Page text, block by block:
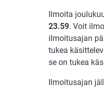
Ilmoita
23.59. Voit
ilmoitusajan
tukea
se on tukea
Ilmoitusajan